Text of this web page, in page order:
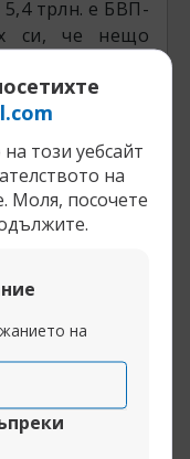
този уебсайт
на
Моля, посочете
на
5,4 трлн. е БВП-
си, че нещо
profits to any
up to 7% on
systems and